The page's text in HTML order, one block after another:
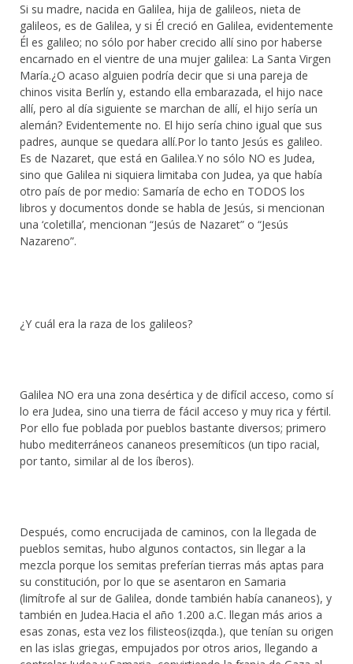
Si su madre, nacida en Galilea, hija de galileos, nieta de
galileos, es de Galilea, y si Él creció en Galilea, evidentemente
Él es galileo; no sólo por haber crecido allí sino por haberse
encarnado en el vientre de una mujer galilea: La Santa Virgen
María.¿O acaso alguien podría decir que si una pareja de
chinos visita Berlín y, estando ella embarazada, el hijo nace
allí, pero al día siguiente se marchan de allí, el hijo sería un
alemán? Evidentemente no. El hijo sería chino igual que sus
padres, aunque se quedara allí.Por lo tanto Jesús es galileo.
Es de Nazaret, que está en Galilea.Y no sólo NO es Judea,
sino que Galilea ni siquiera limitaba con Judea, ya que había
otro país de por medio: Samaría de echo en TODOS los
libros y documentos donde se habla de Jesús, si mencionan
una ‘coletilla’, mencionan “Jesús de Nazaret” o “Jesús
Nazareno”.
¿Y cuál era la raza de los galileos?
Galilea NO era una zona desértica y de difícil acceso, como sí
lo era Judea, sino una tierra de fácil acceso y muy rica y fértil.
Por ello fue poblada por pueblos bastante diversos; primero
hubo mediterráneos cananeos presemíticos (un tipo racial,
por tanto, similar al de los íberos).
Después, como encrucijada de caminos, con la llegada de
pueblos semitas, hubo algunos contactos, sin llegar a la
mezcla porque los semitas preferían tierras más aptas para
su constitución, por lo que se asentaron en Samaria
(limítrofe al sur de Galilea, donde también había cananeos), y
también en Judea.Hacia el año 1.200 a.C. llegan más arios a
esas zonas, esta vez los filisteos(izqda.), que tenían su origen
en las islas griegas, empujados por otros arios, llegando a